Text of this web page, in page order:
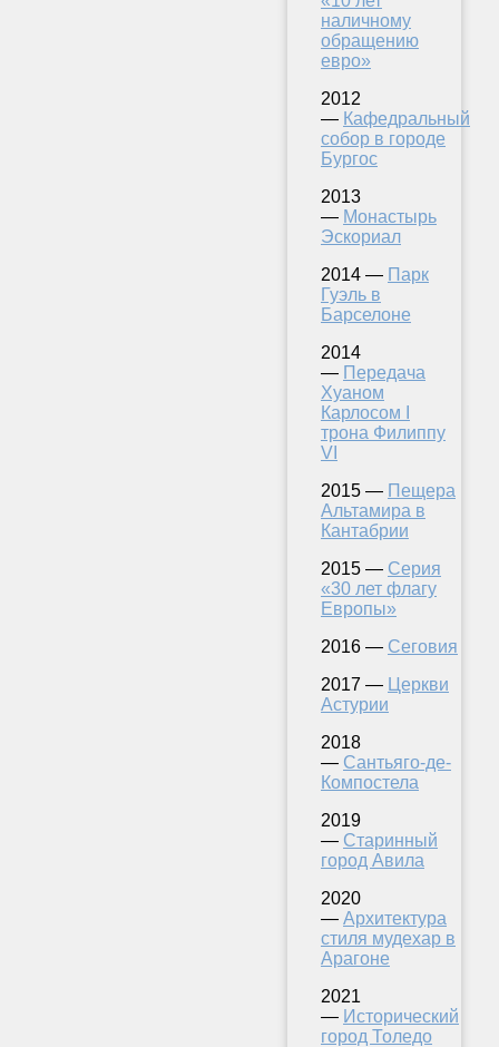
наличному
обращению
евро»
2012
— Кафедральный
собор в городе
Бургос
2013
— Монастырь
Эскориал
2014 — Парк
Гуэль в
Барселоне
2014
— Передача
Хуаном
Карлосом I
трона Филиппу
VI
2015 — Пещера
Альтамира в
Кантабрии
2015 — Серия
«30 лет флагу
Европы»
2016 — Сеговия
2017 — Церкви
Астурии
2018
— Сантьяго-де-
Компостела
2019
— Старинный
город Авила
2020
— Архитектура
стиля мудехар в
Арагоне
2021
— Исторический
город Толедо